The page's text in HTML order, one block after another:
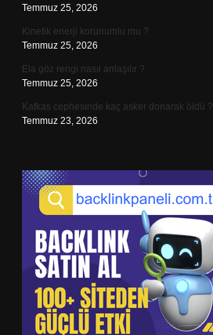
Temmuz 25, 2026
Kinetik enerji korunumlu mu ?
Temmuz 25, 2026
Ela göz rengi nasıl anlaşılır ?
Temmuz 25, 2026
Kafkas cephesinde kaç asker donarak öldü ?
Temmuz 23, 2026